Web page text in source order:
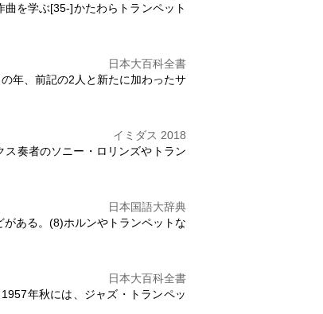
曲を学ぶ[35-]かたわら トランペット
日本大百科全書
年、前記の2人と新たに加わったサ
イミダス 2018
ス奏者のソニー・ロリンズや トラン
日本国語大辞典
がある。(8)ホルンや トランペット な
日本大百科全書
年秋には、ジャズ・
トランペッ